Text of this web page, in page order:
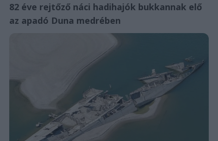
82 éve rejtőző náci hadihajók bukkannak elő
az apadó Duna medrében